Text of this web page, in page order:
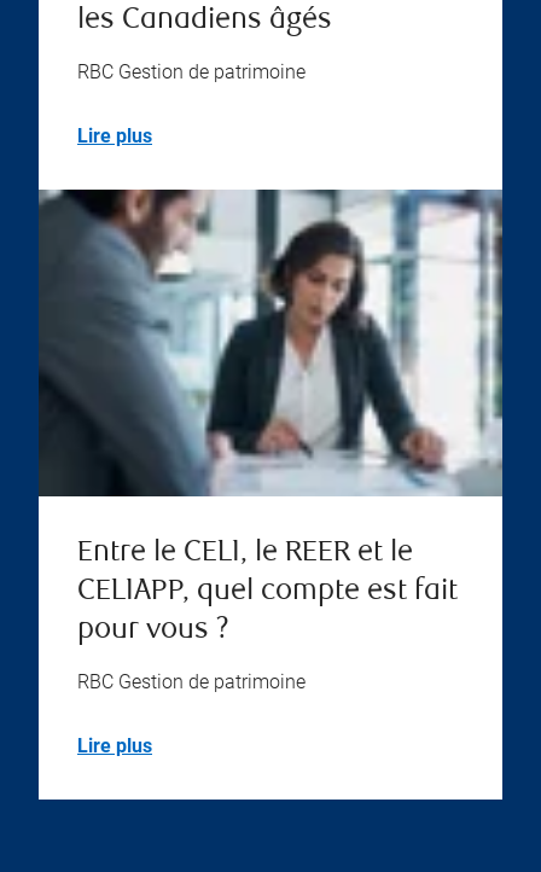
les Canadiens âgés
RBC Gestion de patrimoine
Lire plus
Entre le CELI, le REER et le
CELIAPP, quel compte est fait
pour vous ?
RBC Gestion de patrimoine
Lire plus